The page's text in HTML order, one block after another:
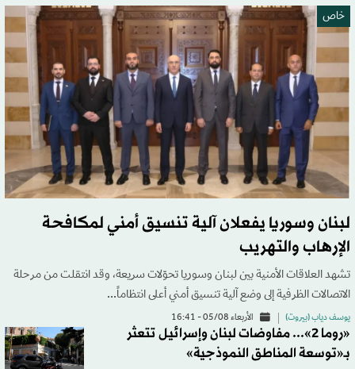
خاص
لبنان وسوريا يفعلان آلية تنسيق أمني لمكافحة
الإرهاب والتهريب
تشهد العلاقات الأمنية بين لبنان وسوريا تحوّلات سريعة، وقد انتقلت من مرحلة
الاتصالات الظرفية إلى وضع آلية تنسيق أمني أعلى انتظاماً...
يوسف دياب (بيروت) الأربعاء 05/08 - 16:41
«روما 2»... مفاوضات لبنان وإسرائيل تتعثر
بـ«توسعة المناطق النموذجية»